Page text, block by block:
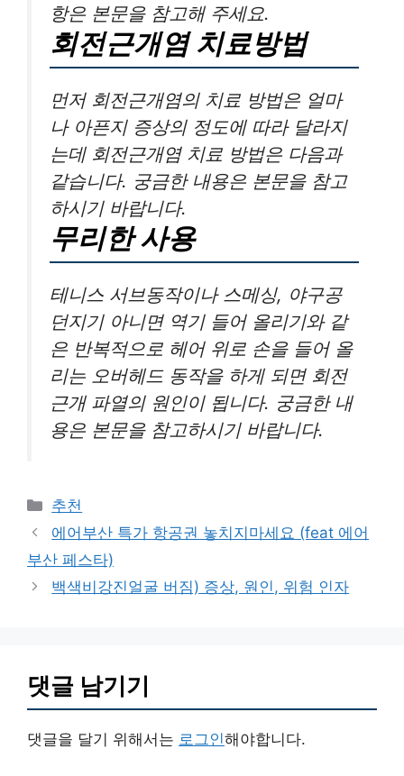
항은 본문을 참고해 주세요.
회전근개염 치료방법
먼저 회전근개염의 치료 방법은 얼마
나 아픈지 증상의 정도에 따라 달라지
는데 회전근개염 치료 방법은 다음과
같습니다. 궁금한 내용은 본문을 참고
하시기 바랍니다.
무리한 사용
테니스 서브동작이나 스메싱, 야구공
던지기 아니면 역기 들어 올리기와 같
은 반복적으로 헤어 위로 손을 들어 올
리는 오버헤드 동작을 하게 되면 회전
근개 파열의 원인이 됩니다. 궁금한 내
용은 본문을 참고하시기 바랍니다.
카
테
고
리
추천
에어부산 특가 항공권 놓치지마세요 (feat 에어
부산 페스타)
백색비강진얼굴 버짐) 증상, 원인, 위험 인자
댓글 남기기
댓글을 달기 위해서는 로그인해야합니다.